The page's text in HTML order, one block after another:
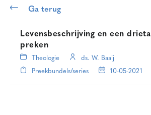
Ga terug
Levensbeschrijving en een drietal
preken
Theologie
ds. W. Baaij
Preekbundels/series
10-05-2021